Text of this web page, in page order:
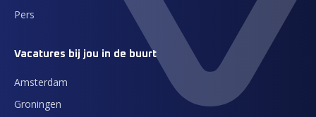
Pers
Vacatures bij jou in de buurt
Amsterdam
Groningen